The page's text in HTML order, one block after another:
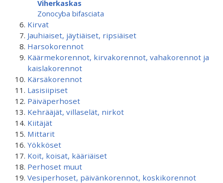
Viherkaskas
Zonocyba bifasciata
Kirvat
Jauhiaiset, jäytiäiset, ripsiäiset
Harsokorennot
Käärmekorennot, kirvakorennot, vahakorennot ja
kaislakorennot
Kärsäkorennot
Lasisiipiset
Päiväperhoset
Kehrääjät, villaselät, nirkot
Kiitäjät
Mittarit
Yökköset
Koit, koisat, kääriäiset
Perhoset muut
Vesiperhoset, päivänkorennot, koskikorennot